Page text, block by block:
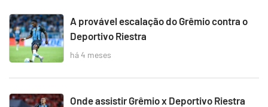
A provável escalação do Grêmio contra o
Deportivo Riestra
há 4 meses
Onde assistir Grêmio x Deportivo Riestra